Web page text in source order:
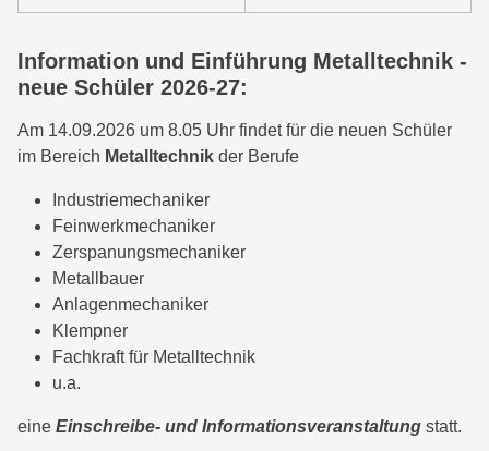
Information und Einführung Metalltechnik -
neue Schüler 2026-27:
Am 14.09.2026 um 8.05 Uhr findet für die neuen Schüler
im Bereich Metalltechnik der Berufe
Industriemechaniker
Feinwerkmechaniker
Zerspanungsmechaniker
Metallbauer
Anlagenmechaniker
Klempner
Fachkraft für Metalltechnik
u.a.
eine Einschreibe- und Informationsveranstaltung statt.